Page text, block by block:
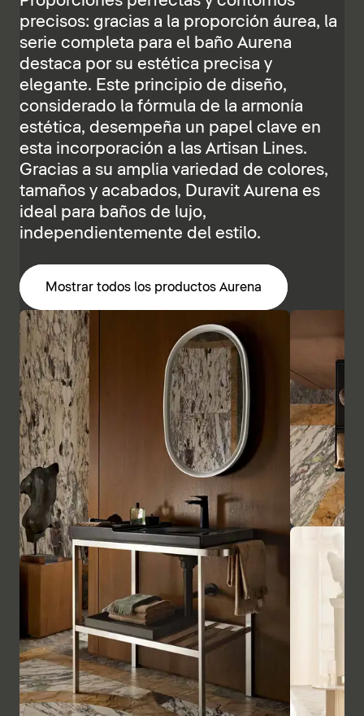
precisos: gracias a la proporción áurea, la
serie completa para el baño Aurena
destaca por su estética precisa y
elegante. Este principio de diseño,
considerado la fórmula de la armonía
estética, desempeña un papel clave en
esta incorporación a las Artisan Lines.
Gracias a su amplia variedad de colores,
tamaños y acabados, Duravit Aurena es
ideal para baños de lujo,
independientemente del estilo.
Mostrar todos los productos Aurena